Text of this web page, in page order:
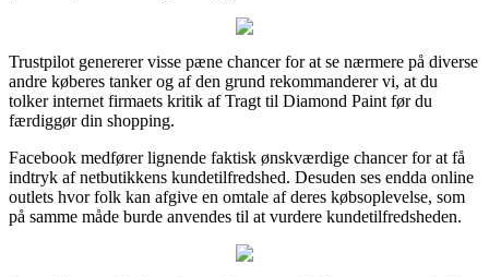
Trustpilot genererer visse pæne chancer for at se nærmere på diverse
andre køberes tanker og af den grund rekommanderer vi, at du
tolker internet firmaets kritik af Tragt til Diamond Paint før du
færdiggør din shopping.
Facebook medfører lignende faktisk ønskværdige chancer for at få
indtryk af netbutikkens kundetilfredshed. Desuden ses endda online
outlets hvor folk kan afgive en omtale af deres købsoplevelse, som
på samme måde burde anvendes til at vurdere kundetilfredsheden.